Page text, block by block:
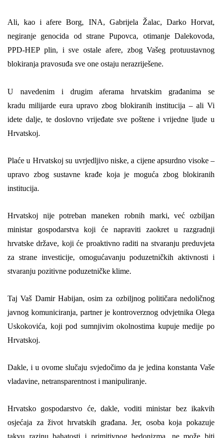
Ali, kaoi afere Borg, INA, Gabrijela Žalac, Darko Horvat,
negiranje genocida od strane Pupovca, otimanje Dalekovoda,
PPD-HEP plin, isve ostale afere, zbog Vašeg protuustavnog
blokiranja pravosuđa sve one ostaju nerazriješene.
U navedenim i drugim aferama hrvatskim građanima se
kradu milijarde eura upravo zbog blokiranih institucija – ali Vi
idete dalje, te doslovno vrijeđate sve poštene i vrijedne ljude u
Hrvatskoj.
Plaće u Hrvatskoj su uvrjedljivo niske, a cijene apsurdno visoke –
upravo zbog sustavne krađe koja je moguća zbog blokiranih
institucija.
Hrvatskoj nije potreban maneken robnih marki, već ozbiljan
ministar gospodarstva koji će napraviti zaokret u razgradnji
hrvatske države, koji će proaktivno raditi na stvaranju preduvjeta
za strane investicije, omogućavanju poduzetničkih aktivnosti i
stvaranju pozitivne poduzetničke klime.
Taj Vaš Damir Habijan, osim za ozbiljnog političara nedoličnog
javnog komuniciranja, partner je kontroverznog odvjetnika Olega
Uskokovića, koji pod sumnjivim okolnostima kupuje medije po
Hrvatskoj.
Dakle, i u ovome slučaju svjedočimo da je jedina konstanta Vaše
vladavine, netransparentnost i manipuliranje.
Hrvatsko gospodarstvo će, dakle, voditi ministar bez ikakvih
osjećaja za život hrvatskih građana. Jer, osoba koja pokazuje